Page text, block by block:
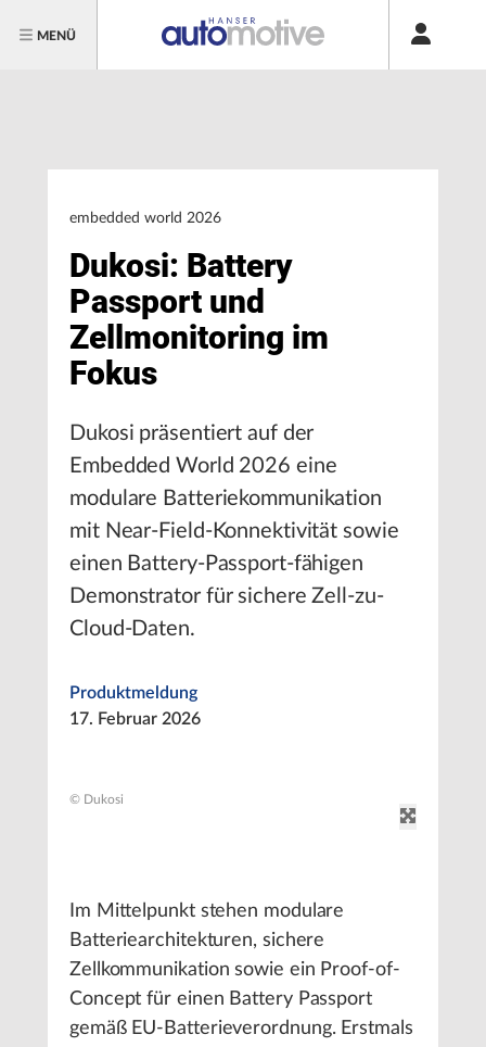
MENÜ
embedded world 2026
Dukosi: Battery
Passport und
Zellmonitoring im
Fokus
Dukosi präsentiert auf der
Embedded World 2026 eine
modulare Batteriekommunikation
mit Near-Field-Konnektivität sowie
einen Battery-Passport-fähigen
Demonstrator für sichere Zell-zu-
Cloud-Daten.
Produktmeldung
17. Februar 2026
© Dukosi
Im Mittelpunkt stehen modulare
Batteriearchitekturen, sichere
Zellkommunikation sowie ein Proof-of-
Concept für einen Battery Passport
gemäß EU-Batterieverordnung. Erstmals